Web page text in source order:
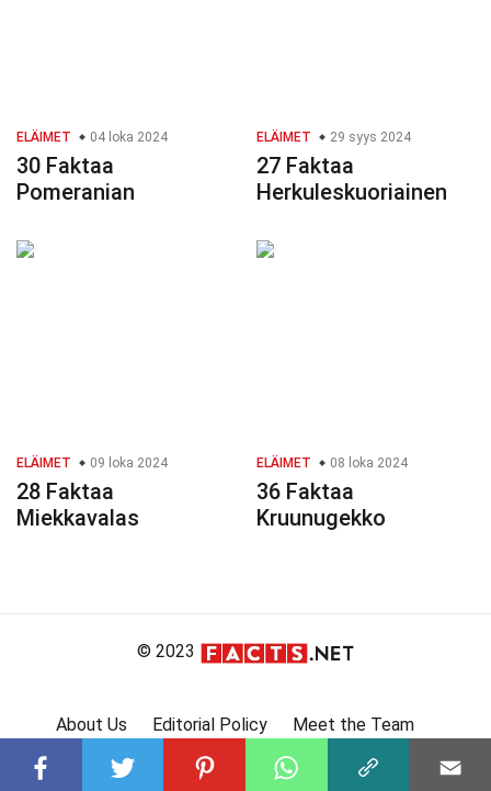
ELÄIMET 04 loka 2024
30 Faktaa
Pomeranian
ELÄIMET 29 syys 2024
27 Faktaa
Herkuleskuoriainen
ELÄIMET 09 loka 2024
28 Faktaa
Miekkavalas
ELÄIMET 08 loka 2024
36 Faktaa
Kruunugekko
© 2023
About Us Editorial Policy
Meet the Team
Product Review
Contact Us
Write For Us
Affiliate Disclosure
DMCA Terms Privacy Policy